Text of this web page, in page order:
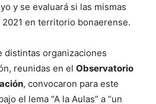
y se evaluará si las mismas
en territorio bonaerense.
distintas organizaciones
reunidas en el Observatorio
, convocaron para este
el lema “A la Aulas” a “un